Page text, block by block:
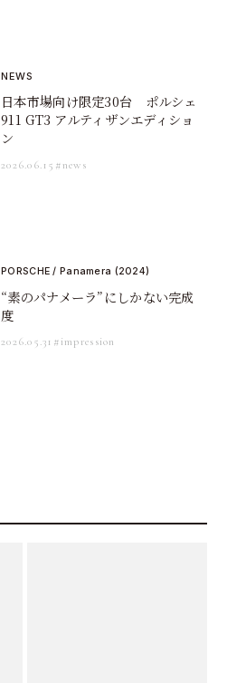
NEWS
日本市場向け限定30台 ポルシェ
911 GT3 アルティザンエディショ
ン
2026.06.15 #news
PORSCHE / Panamera (2024)
“素のパナメーラ”にしかない完成
度
2026.05.31 #impression